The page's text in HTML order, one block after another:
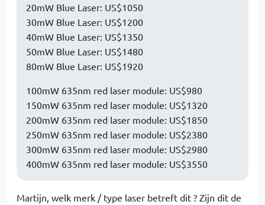
20mW Blue Laser: US$1050
30mW Blue Laser: US$1200
40mW Blue Laser: US$1350
50mW Blue Laser: US$1480
80mW Blue Laser: US$1920
100mW 635nm red laser module: US$980
150mW 635nm red laser module: US$1320
200mW 635nm red laser module: US$1850
250mW 635nm red laser module: US$2380
300mW 635nm red laser module: US$2980
400mW 635nm red laser module: US$3550
Martijn, welk merk / type laser betreft dit ? Zijn dit de